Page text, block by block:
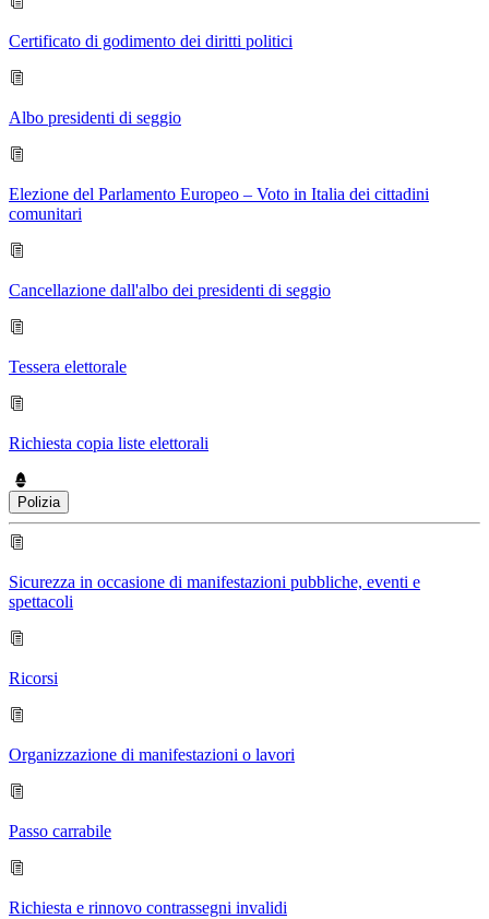
Certificato di godimento dei diritti politici
Albo presidenti di seggio
Elezione del Parlamento Europeo – Voto in Italia dei cittadini
comunitari
Cancellazione dall'albo dei presidenti di seggio
Tessera elettorale
Richiesta copia liste elettorali
Polizia
Sicurezza in occasione di manifestazioni pubbliche, eventi e
spettacoli
Ricorsi
Organizzazione di manifestazioni o lavori
Passo carrabile
Richiesta e rinnovo contrassegni invalidi